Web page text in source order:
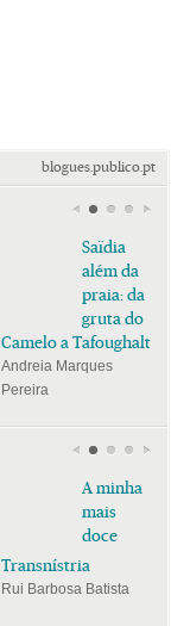
blogues.publico.pt
Saïdia
além da
praia: da
gruta do
Camelo a Tafoughalt
Andreia Marques
Pereira
A minha
mais
doce
Transnístria
Rui Barbosa Batista